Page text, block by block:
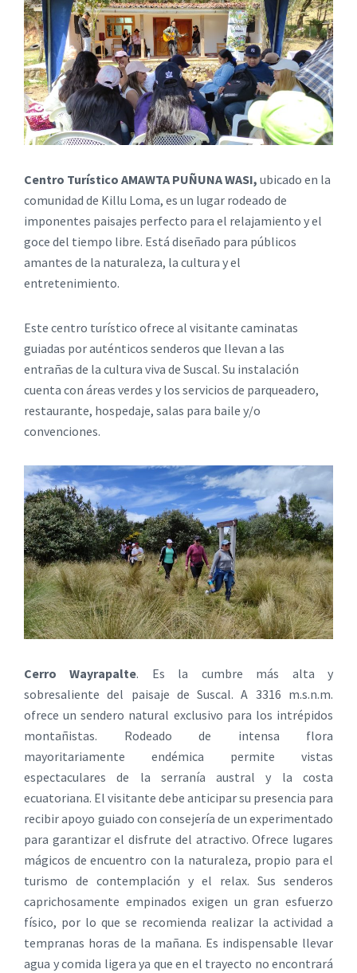
Centro Turístico AMAWTA PUÑUNA WASI, ubicado en la
comunidad de Killu Loma, es un lugar rodeado de
imponentes paisajes perfecto para el relajamiento y el
goce del tiempo libre. Está diseñado para públicos
amantes de la naturaleza, la cultura y el
entretenimiento.
Este centro turístico ofrece al visitante caminatas
guiadas por auténticos senderos que llevan a las
entrañas de la cultura viva de Suscal. Su instalación
cuenta con áreas verdes y los servicios de parqueadero,
restaurante, hospedaje, salas para baile y/o
convenciones.
Cerro Wayrapalte. Es la cumbre más alta y
sobresaliente del paisaje de Suscal. A 3316 m.s.n.m.
ofrece un sendero natural exclusivo para los intrépidos
montañistas. Rodeado de intensa flora
mayoritariamente endémica permite vistas
espectaculares de la serranía austral y la costa
ecuatoriana. El visitante debe anticipar su presencia para
recibir apoyo guiado con consejería de un experimentado
para garantizar el disfrute del atractivo. Ofrece lugares
mágicos de encuentro con la naturaleza, propio para el
turismo de contemplación y el relax. Sus senderos
caprichosamente empinados exigen un gran esfuerzo
físico, por lo que se recomienda realizar la actividad a
tempranas horas de la mañana. Es indispensable llevar
agua y comida ligera ya que en el trayecto no encontrará